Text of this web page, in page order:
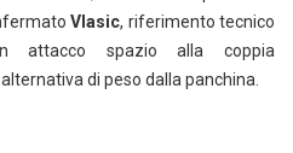
Vlasic, riferimento tecnico
attacco spazio alla coppia
di peso dalla panchina.